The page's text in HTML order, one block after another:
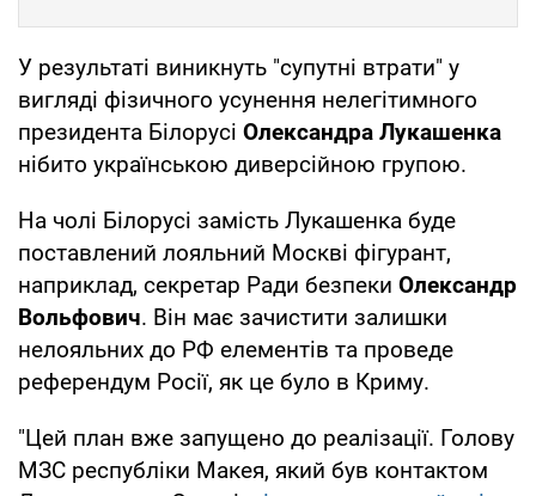
У результаті виникнуть "супутні втрати" у
вигляді фізичного усунення нелегітимного
президента Білорусі Олександра Лукашенка
нібито українською диверсійною групою.
На чолі Білорусі замість Лукашенка буде
поставлений лояльний Москві фігурант,
наприклад, секретар Ради безпеки Олександр
Вольфович. Він має зачистити залишки
нелояльних до РФ елементів та проведе
референдум Росії, як це було в Криму.
"Цей план вже запущено до реалізації. Голову
МЗС республіки Макея, який був контактом